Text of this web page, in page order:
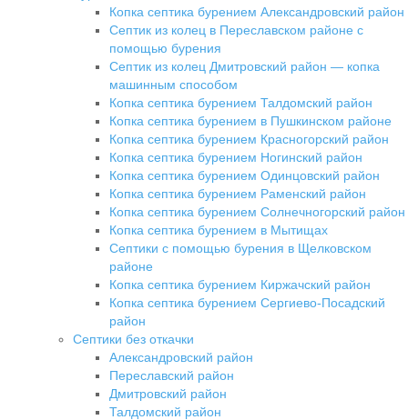
Копка септика бурением Александровский район
Септик из колец в Переславском районе с
помощью бурения
Септик из колец Дмитровский район — копка
машинным способом
Копка септика бурением Талдомский район
Копка септика бурением в Пушкинском районе
Копка септика бурением Красногорский район
Копка септика бурением Ногинский район
Копка септика бурением Одинцовский район
Копка септика бурением Раменский район
Копка септика бурением Солнечногорский район
Копка септика бурением в Мытищах
Септики с помощью бурения в Щелковском
районе
Копка септика бурением Киржачский район
Копка септика бурением Сергиево-Посадский
район
Септики без откачки
Александровский район
Переславский район
Дмитровский район
Талдомский район